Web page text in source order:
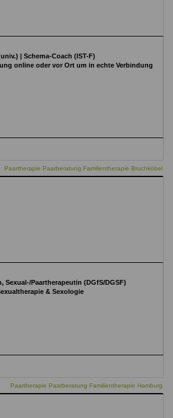
| Schema-Coach (IST-F)
online oder vor Ort um in echte Verbindung
Paartherapie Paarberatung Familientherapie Bruchköbel
Sexual-/Paartherapeutin (DGfS/DGSF)
& Sexologie
Paartherapie Paarberatung Familientherapie Hamburg